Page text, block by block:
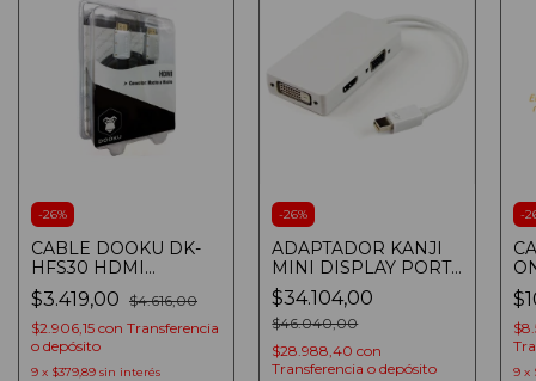
-26%
CABLE DOOKU DK-
HFS30 HDMI
CONECTOR MACHO
A MACHO GOLD 24K
3MTS
$3.419,00 $4.616,00
$2.906,15 con Transferencia
o depósito
9 x $379,89 sin interés
-26%
ADAPTADOR KANJI
MINI DISPLAY PORT
A HDMI+VGA+DVI
$34.104,00
$46.040,00
$28.988,40con
Transferencia o depósito
-
9 x